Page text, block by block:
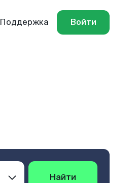
Поддержка Войти
Найти